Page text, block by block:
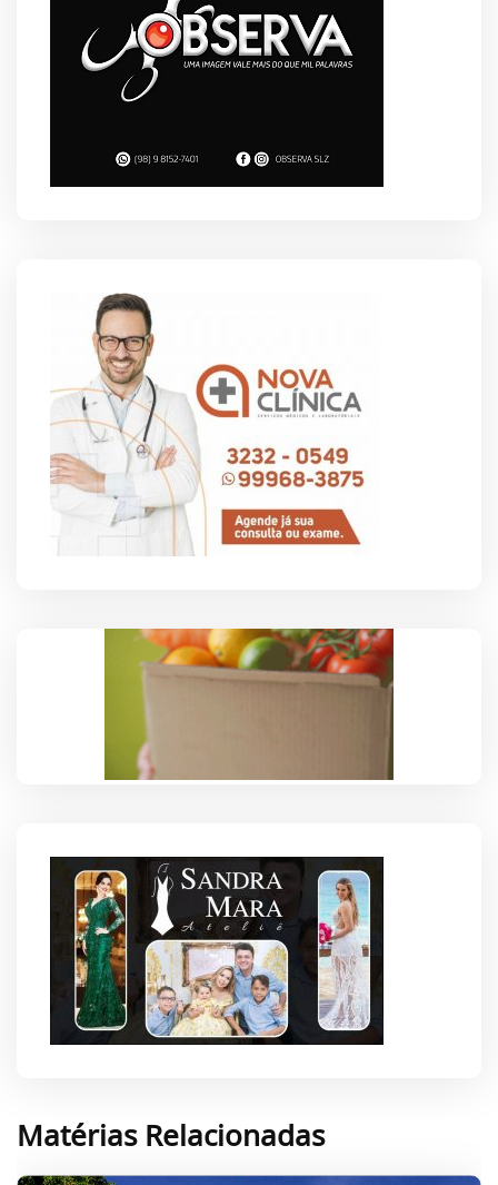
Matérias Relacionadas